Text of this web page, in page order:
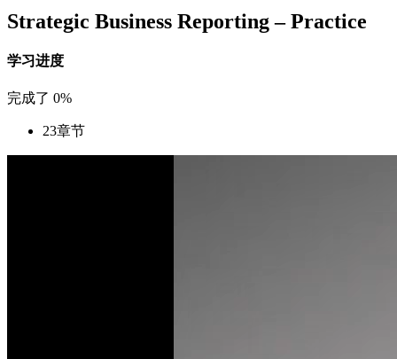
Strategic Business Reporting – Practice
学习进度
完成了 0%
23章节